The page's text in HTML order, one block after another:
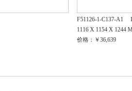
F51126-1-C137-A1
1116 X 1154 X 1244
价格：￥36,639